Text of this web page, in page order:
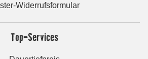
Widerrufsformular
Top-Services